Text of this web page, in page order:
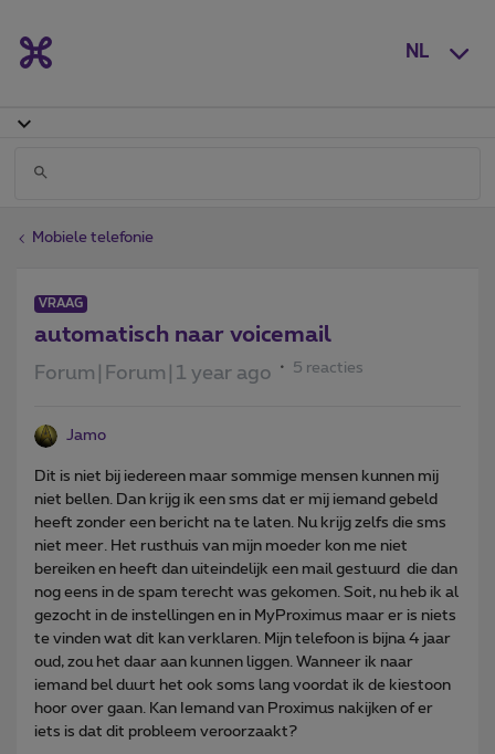
NL
Mobiele telefonie
VRAAG
automatisch naar voicemail
Forum|Forum|1 year ago 5 reacties
Jamo
Dit is niet bij iedereen maar sommige mensen kunnen mij
niet bellen. Dan krijg ik een sms dat er mij iemand gebeld
heeft zonder een bericht na te laten. Nu krijg zelfs die sms
niet meer. Het rusthuis van mijn moeder kon me niet
bereiken en heeft dan uiteindelijk een mail gestuurd die dan
nog eens in de spam terecht was gekomen. Soit, nu heb ik al
gezocht in de instellingen en in MyProximus maar er is niets
te vinden wat dit kan verklaren. Mijn telefoon is bijna 4 jaar
oud, zou het daar aan kunnen liggen. Wanneer ik naar
iemand bel duurt het ook soms lang voordat ik de kiestoon
hoor over gaan. Kan Iemand van Proximus nakijken of er
iets is dat dit probleem veroorzaakt?